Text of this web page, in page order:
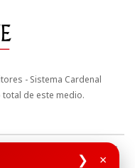
❯ ×
- Sistema Cardenal
total de este medio.
y Propiedad Intelectual